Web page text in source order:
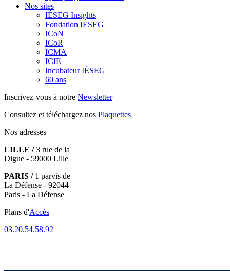
Nos sites
IÉSEG Insights
Fondation IÉSEG
ICoN
ICoR
ICMA
ICIE
Incubateur IÉSEG
60 ans
Inscrivez-vous à notre Newsletter
Consultez et téléchargez nos Plaquettes
Nos adresses
LILLE /3 rue de la
Digue - 59000 Lille
PARIS /1 parvis de
La Défense - 92044
Paris - La Défense
Plans d'Accès
03.20.54.58.92